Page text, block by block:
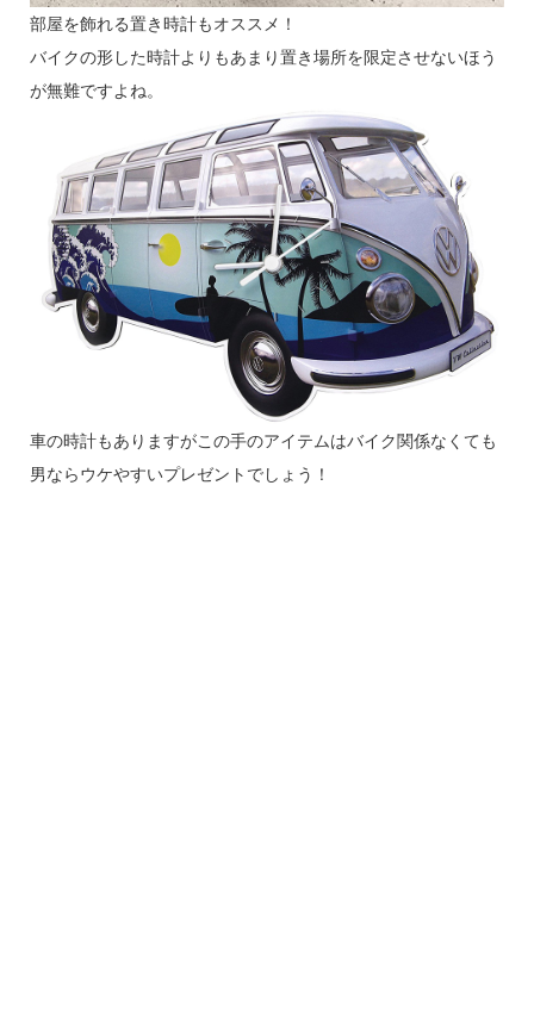
部屋を飾れる置き時計もオススメ！
バイクの形した時計よりもあまり置き場所を限定させないほう
が無難ですよね。
車の時計もありますがこの手のアイテムはバイク関係なくても
男ならウケやすいプレゼントでしょう！